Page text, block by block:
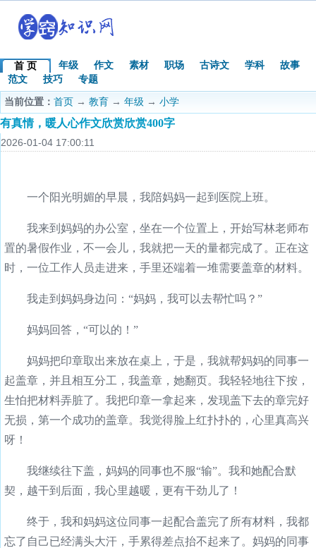
首 页 年级 作文 素材 职场 古诗文 学科
故事
范文
技巧
专题
当前位置： 首页 → 教育 → 年级 → 小学
有真情，暖人心作文欣赏欣赏400字
2026-01-04 17:00:11
一个阳光明媚的早晨，我陪妈妈一起到医院上班。
我来到妈妈的办公室，坐在一个位置上，开始写林老师布
置的暑假作业，不一会儿，我就把一天的量都完成了。正在这
时，一位工作人员走进来，手里还端着一堆需要盖章的材料。
我走到妈妈身边问：“妈妈，我可以去帮忙吗？”
妈妈回答，“可以的！”
妈妈把印章取出来放在桌上，于是，我就帮妈妈的同事一
起盖章，并且相互分工，我盖章，她翻页。我轻轻地往下按，
生怕把材料弄脏了。我把印章一拿起来，发现盖下去的章完好
无损，第一个成功的盖章。我觉得脸上红扑扑的，心里真高兴
呀！
我继续往下盖，妈妈的同事也不服“输”。我和她配合默
契，越干到后面，我心里越暖，更有干劲儿了！
终于，我和妈妈这位同事一起配合盖完了所有材料，我都
忘了自己已经满头大汗，手累得差点抬不起来了。妈妈的同事